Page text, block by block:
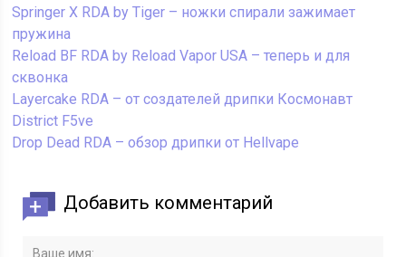
Springer X RDA by Tiger – ножки спирали зажимает
пружина
Reload BF RDA by Reload Vapor USA – теперь и для
сквонка
Layercake RDA – от создателей дрипки Космонавт
District F5ve
Drop Dead RDA – обзор дрипки от Hellvape
Добавить комментарий